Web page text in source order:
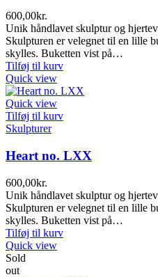
600,00kr.
Unik håndlavet skulptur og
Skulpturen er velegnet til en lille
skylles. Buketten vist på…
Tilføj til kurv
Quick view
Quick view
Tilføj til kurv
Skulpturer
Heart no. LXX
600,00kr.
Unik håndlavet skulptur og
Skulpturen er velegnet til en lille
skylles. Buketten vist på…
Tilføj til kurv
Quick view
Sold
out